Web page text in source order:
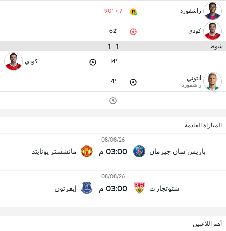
راشفورد 90' + 7
كودي 52'
شوط 1 - 1
14' كودي
أنتوني
راشفورد 4'
المباراة القادمة
باريس سان جيرمان
08/08/26
03:00 م مانشستر يونايتد
شتوتجارت
08/08/26
03:00 م إيفرتون
أهم اللاعبين